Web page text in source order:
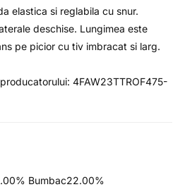
elastica si reglabila cu snur.
deschise. Lungimea este
pe picior cu tiv imbracat si larg.
4FAW23TTROF475-
Bumbac22.00%